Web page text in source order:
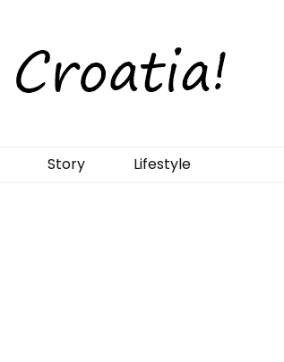
Story Lifestyle